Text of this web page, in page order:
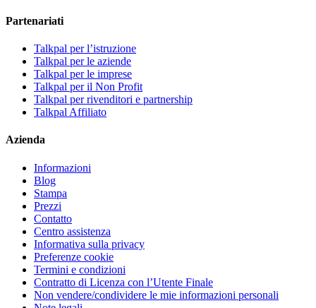
Partenariati
Talkpal per l’istruzione
Talkpal per le aziende
Talkpal per le imprese
Talkpal per il Non Profit
Talkpal per rivenditori e partnership
Talkpal Affiliato
Azienda
Informazioni
Blog
Stampa
Prezzi
Contatto
Centro assistenza
Informativa sulla privacy
Preferenze cookie
Termini e condizioni
Contratto di Licenza con l’Utente Finale
Non vendere/condividere le mie informazioni personali